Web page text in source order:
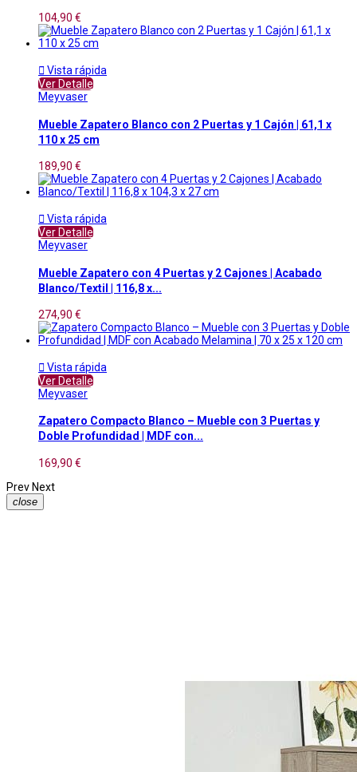
104,90 €
 Vista rápida
Ver Detalle
Meyvaser
Mueble Zapatero Blanco con 2 Puertas y 1 Cajón | 61,1 x
110 x 25 cm
189,90 €
 Vista rápida
Ver Detalle
Meyvaser
Mueble Zapatero con 4 Puertas y 2 Cajones | Acabado
Blanco/Textil | 116,8 x...
274,90 €
 Vista rápida
Ver Detalle
Meyvaser
Zapatero Compacto Blanco – Mueble con 3 Puertas y
Doble Profundidad | MDF con...
169,90 €
Prev Next
close